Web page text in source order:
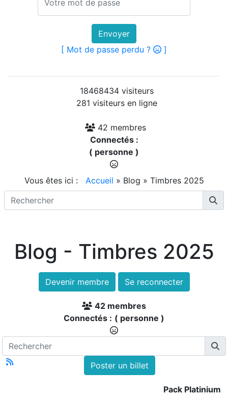
Envoyer
[ Mot de passe perdu ?
]
18468434 visiteurs
281 visiteurs en ligne
42 membres
Connectés :
( personne )
Vous êtes ici : Accueil » Blog » Timbres 2025
Blog - Timbres 2025
Devenir membre Se reconnecter
42 membres
Connectés : ( personne )
Poster un billet
Pack Platinium